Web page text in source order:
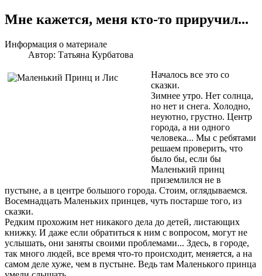
Мне кажется, меня кто-то приручил...
Информация о материале
Автор: Татьяна Курбатова
Началось все это со
сказки.
Зимнее утро. Нет солнца,
но нет и снега. Холодно,
неуютно, грустно. Центр
города, а ни одного
человека... Мы с ребятами
решаем проверить, что
было бы, если бы
Маленький принц
приземлился не в
пустыне, а в центре большого города. Стоим, оглядываемся.
Восемнадцать Маленьких принцев, чуть постарше того, из
сказки.
Редким прохожим нет никакого дела до детей, листающих
книжку. И даже если обратиться к ним с вопросом, могут не
услышать, они заняты своими проблемами... Здесь, в городе,
так много людей, все время что-то происходит, меняется, а на
самом деле хуже, чем в пустыне. Ведь там Маленького принца